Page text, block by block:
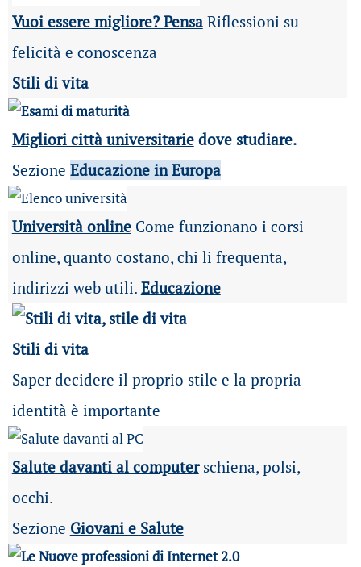
Vuoi essere migliore? PensaRiflessioni su
felicità e conoscenza
Stili di vita
Migliori città universitariedove studiare.
Sezione Educazione in Europa
Università online Come funzionano i corsi
online, quanto costano, chi li frequenta,
indirizzi web utili. Educazione
Stili di vita
Saper decidere il proprio stile e la propria
identità è importante
Salute davanti al computerschiena, polsi,
occhi.
Sezione Giovani e Salute